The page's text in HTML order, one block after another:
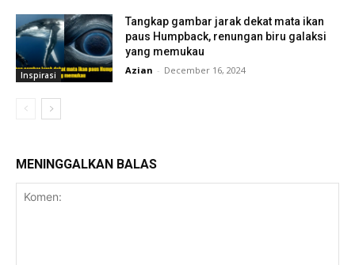
Inspirasi
Tangkap gambar jarak dekat mata ikan
paus Humpback, renungan biru galaksi
yang memukau
Azian - December 16, 2024
MENINGGALKAN BALAS